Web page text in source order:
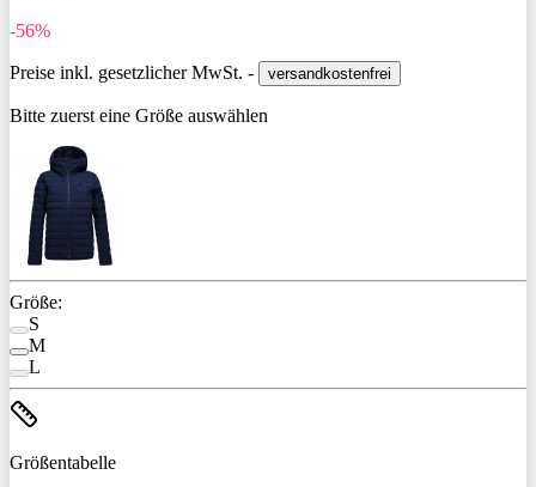
-56%
Preise inkl. gesetzlicher MwSt. - versandkostenfrei
Bitte zuerst eine Größe auswählen
Größe:
S
M
L
Größentabelle